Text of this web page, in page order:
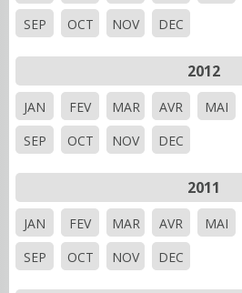
SEP
OCT NOV DEC
2012
JAN FEV MAR AVR MAI
SEP
OCT NOV DEC
2011
JAN FEV MAR AVR MAI
SEP
OCT NOV DEC